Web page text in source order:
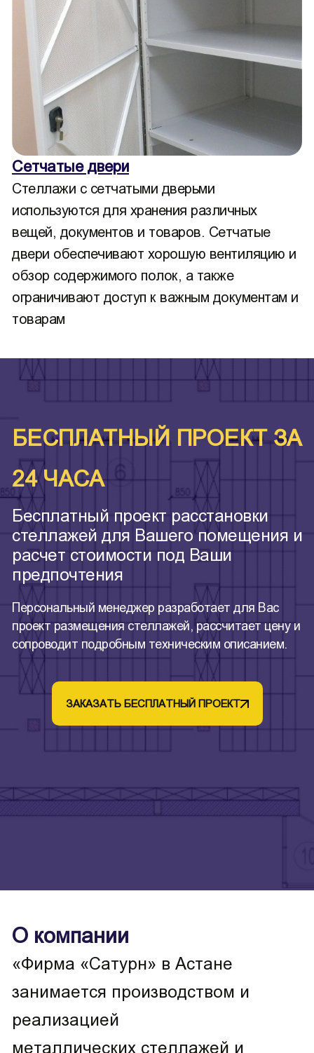
Сетчатые двери
Стеллажи с сетчатыми дверьми
используются для хранения различных
вещей, документов и товаров. Сетчатые
двери обеспечивают хорошую вентиляцию и
обзор содержимого полок, а также
ограничивают доступ к важным документам и
товарам
БЕСПЛАТНЫЙ ПРОЕКТ ЗА
24 ЧАСА
Бесплатный проект расстановки
стеллажей для Вашего помещения и
расчет стоимости под Ваши
предпочтения
Персональный менеджер разработает для Вас
проект размещения стеллажей, рассчитает цену и
сопроводит подробным техническим описанием.
ЗАКАЗАТЬ БЕСПЛАТНЫЙ ПРОЕКТ
О компании
«Фирма «Сатурн» в Астане
занимается производством и
реализацией
металлических стеллажей и